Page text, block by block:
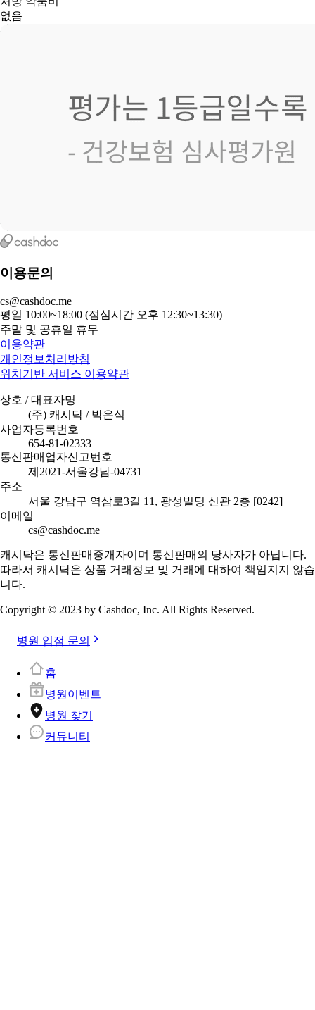
없음
이용문의
cs@cashdoc.me
평일 10:00~18:00 (점심시간 오후 12:30~13:30)
주말 및 공휴일 휴무
이용약관
개인정보처리방침
위치기반 서비스 이용약관
상호 / 대표자명
(주) 캐시닥 / 박은식
사업자등록번호
654-81-02333
통신판매업자신고번호
제2021-서울강남-04731
주소
서울 강남구 역삼로3길 11, 광성빌딩 신관 2층 [0242]
이메일
cs@cashdoc.me
캐시닥은 통신판매중개자이며 통신판매의 당사자가 아닙니다.
따라서 캐시닥은 상품 거래정보 및 거래에 대하여 책임지지 않습
니다.
Copyright © 2023 by Cashdoc, Inc. All Rights Reserved.
병원 입점 문의
홈
병원이벤트
병원 찾기
커뮤니티